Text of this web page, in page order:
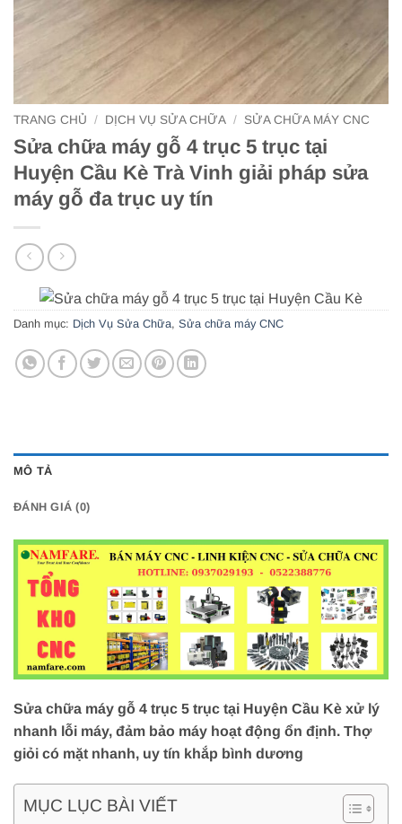
TRANG CHỦ / DỊCH VỤ SỬA CHỮA / SỬA CHỮA MÁY CNC
Sửa chữa máy gỗ 4 trục 5 trục tại
Huyện Cầu Kè Trà Vinh giải pháp sửa
máy gỗ đa trục uy tín
Danh mục: Dịch Vụ Sửa Chữa, Sửa chữa máy CNC
MÔ TẢ
ĐÁNH GIÁ (0)
Sửa chữa máy gỗ 4 trục 5 trục tại Huyện Cầu Kè xử lý
nhanh lỗi máy, đảm bảo máy hoạt động ổn định. Thợ
giỏi có mặt nhanh, uy tín khắp bình dương
MỤC LỤC BÀI VIẾT